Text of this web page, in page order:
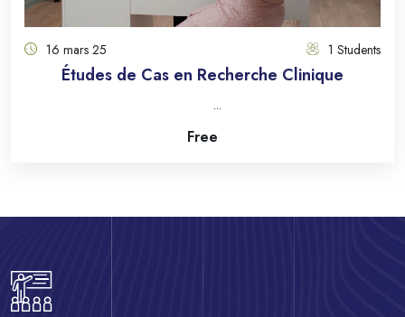
16 mars 25 1 Students
Études de Cas en Recherche Clinique
...
Free